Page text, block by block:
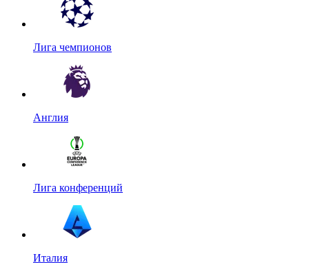
Лига чемпионов
Англия
Лига конференций
Италия